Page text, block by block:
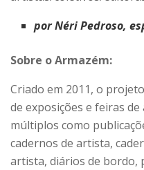
por Néri Pedroso,
Sobre o Armazém:
Criado em 2011, o
de exposições e feiras
múltiplos como
cadernos de artista,
artista, diários de bordo,